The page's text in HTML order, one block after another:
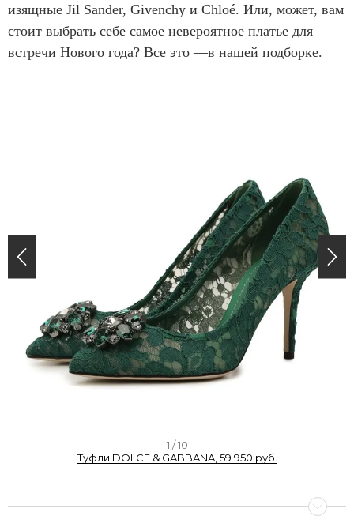
изящные Jil Sander, Givenchy и Chloé. Или, может, вам
стоит выбрать себе самое невероятное платье для
встречи Нового года? Все это —в нашей подборке.
m
1 / 10
Туфли DOLCE & GABBANA, 59 950 руб.